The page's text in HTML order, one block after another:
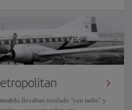
llevaban rotulado "con radio" y